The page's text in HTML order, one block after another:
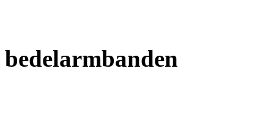
bedelarmbanden